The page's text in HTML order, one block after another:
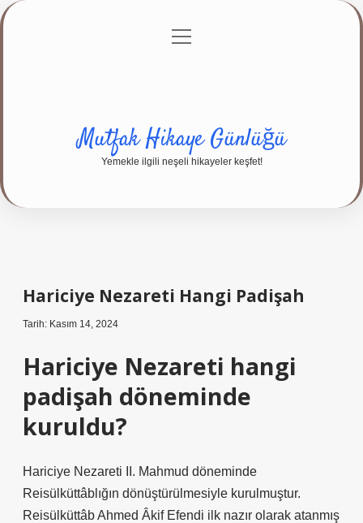
Gizlilik Politikası
menüyü
Mutfak Hikaye Günlüğü
Yemekle ilgili neşeli hikayeler keşfet!
Hariciye Nezareti Hangi Padişah
Tarih: Kasım 14, 2024
Hariciye Nezareti hangi
padişah döneminde
kuruldu?
Hariciye Nezareti II. Mahmud döneminde
Reisülküttâblığın dönüştürülmesiyle kurulmuştur.
Reisülküttâb Ahmed Âkif Efendi ilk nazır olarak atanmış